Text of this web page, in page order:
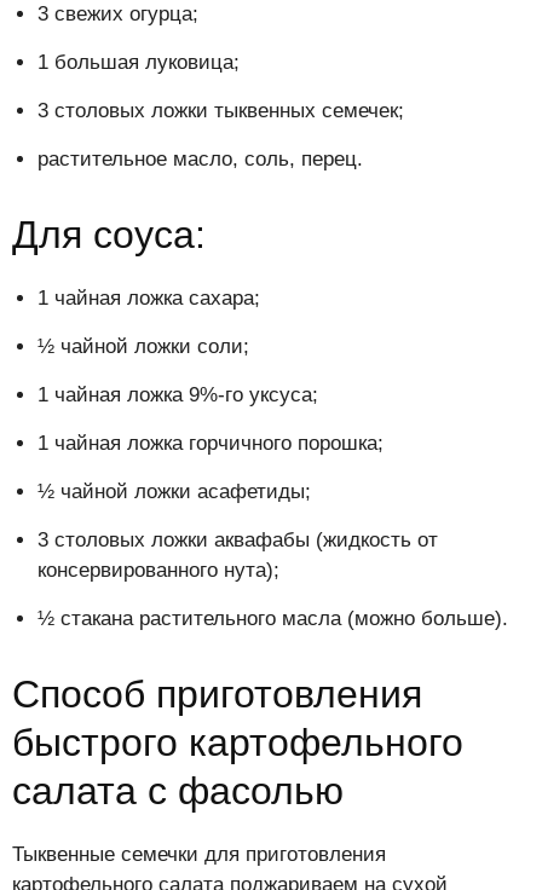
3 свежих огурца;
1 большая луковица;
3 столовых ложки тыквенных семечек;
растительное масло, соль, перец.
Для соуса:
1 чайная ложка сахара;
½ чайной ложки соли;
1 чайная ложка 9%-го уксуса;
1 чайная ложка горчичного порошка;
½ чайной ложки асафетиды;
3 столовых ложки аквафабы (жидкость от
консервированного нута);
½ стакана растительного масла (можно больше).
Способ приготовления
быстрого картофельного
салата с фасолью
Тыквенные семечки для приготовления
картофельного салата поджариваем на сухой